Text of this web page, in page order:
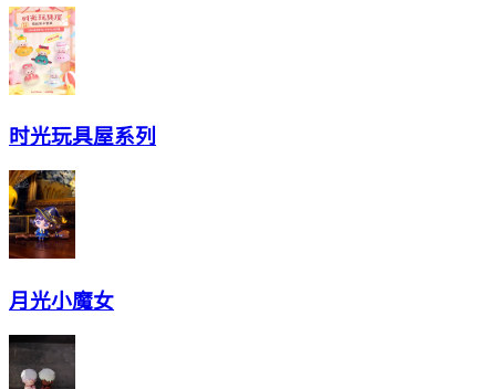
时光玩具屋系列
月光小魔女